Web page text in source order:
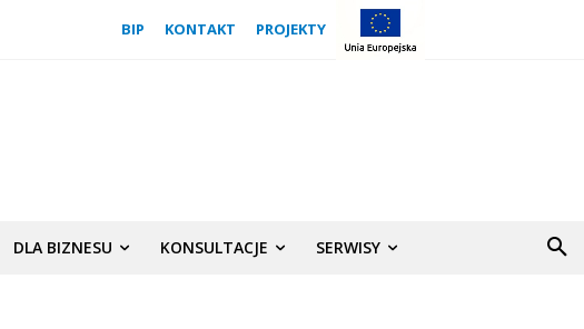
BIP KONTAKT PROJEKTY
DLA BIZNESU KONSULTACJE SERWISY